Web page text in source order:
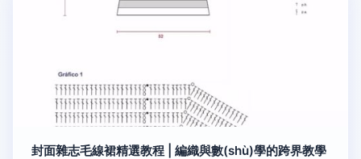
封面雜志毛線裙精選教程 | 編織與數(shù)學的跨界教學